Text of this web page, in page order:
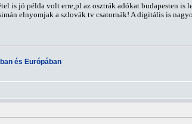
is jó példa volt erre,pl az osztrák adókat budapesten
elnyomjak a szlovák tv csatornák! A digitális is
és Európában